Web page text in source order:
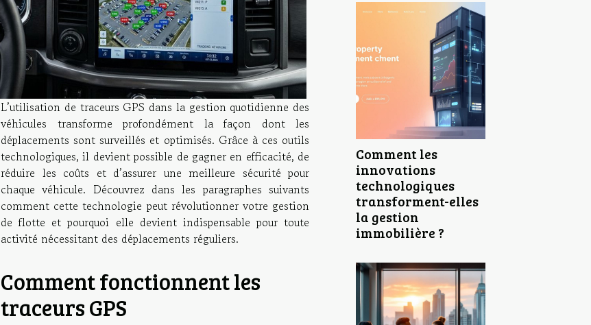
L’utilisation de traceurs GPS dans la gestion quotidienne des
véhicules transforme profondément la façon dont les
déplacements sont surveillés et optimisés. Grâce à ces outils
technologiques, il devient possible de gagner en efficacité, de
réduire les coûts et d’assurer une meilleure sécurité pour
chaque véhicule. Découvrez dans les paragraphes suivants
comment cette technologie peut révolutionner votre gestion
de flotte et pourquoi elle devient indispensable pour toute
activité nécessitant des déplacements réguliers.
Comment fonctionnent les
traceurs GPS
Comment les
innovations
technologiques
transforment-elles
la gestion
immobilière ?